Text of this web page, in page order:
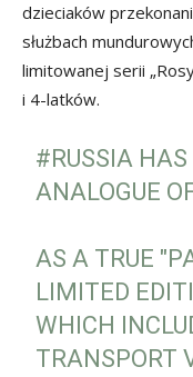
dzieciaków
służbach
limitowanej serii
i 4-latków.
#RUSSIA
ANALOGUE
AS A TRUE
LIMITED
WHICH
TRANSPORT